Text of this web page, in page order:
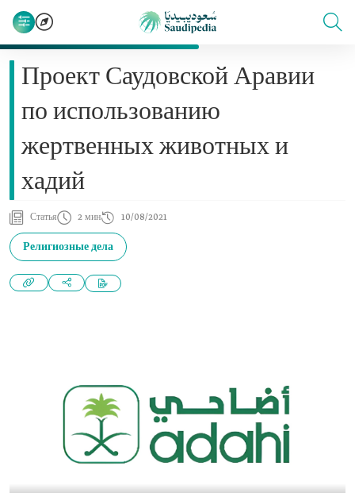
Проект Саудовской Аравии
по использованию
жертвенных животных и
хадий
Статья 2 мин 10/08/2021
Религиозные дела